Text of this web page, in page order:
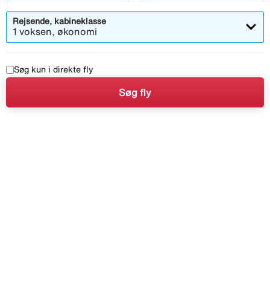
Rejsende, kabineklasse
1 voksen, økonomi
Søg kun i direkte fly
Søg fly